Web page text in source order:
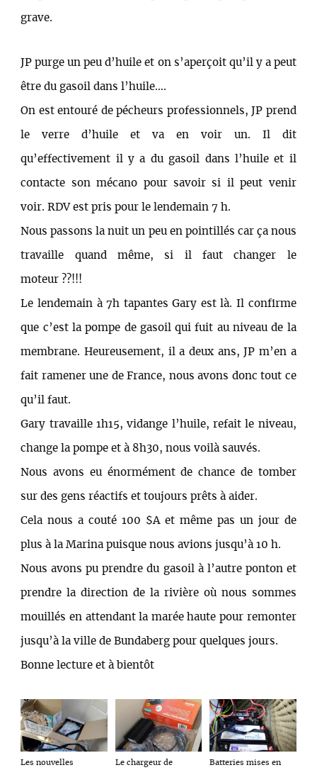
grave.
JP purge un peu d’huile et on s’aperçoit qu’il y a peut
être du gasoil dans l’huile….
On est entouré de pécheurs professionnels, JP prend
le verre d’huile et va en voir un. Il dit
qu’effectivement il y a du gasoil dans l’huile et il
contacte son mécano pour savoir si il peut venir
voir. RDV est pris pour le lendemain 7 h.
Nous passons la nuit un peu en pointillés car ça nous
travaille quand même, si il faut changer le
moteur ??!!!
Le lendemain à 7h tapantes Gary est là. Il confirme
que c’est la pompe de gasoil qui fuit au niveau de la
membrane. Heureusement, il a deux ans, JP m’en a
fait ramener une de France, nous avons donc tout ce
qu’il faut.
Gary travaille 1h15, vidange l’huile, refait le niveau,
change la pompe et à 8h30, nous voilà sauvés.
Nous avons eu énormément de chance de tomber
sur des gens réactifs et toujours prêts à aider.
Cela nous a couté 100 $A et même pas un jour de
plus à la Marina puisque nous avions jusqu’à 10 h.
Nous avons pu prendre du gasoil à l’autre ponton et
prendre la direction de la rivière où nous sommes
mouillés en attendant la marée haute pour remonter
jusqu’à la ville de Bundaberg pour quelques jours.
Bonne lecture et à bientôt
Les nouvelles
Le chargeur de
Batteries mises en